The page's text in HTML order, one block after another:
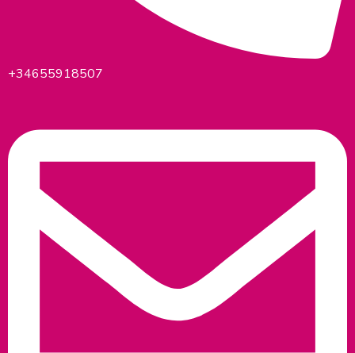
+34655918507